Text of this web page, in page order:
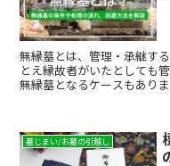
無縁墓とは、管理・承継す
とえ縁故者がいたとしても
無縁墓となるケースもあり
た。いわゆる「墓じまい」
法も多様化してきています
墓じまい/お墓の引越し